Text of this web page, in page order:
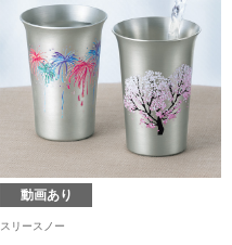
ルーム･アン
ルームウェア
アンダーウェア
動画あり
スリースノー